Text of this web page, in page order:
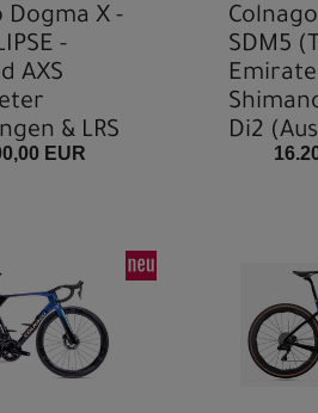
Dogma X -
-
AXS
& LRS
EUR
Colnago
SDM5
Di2